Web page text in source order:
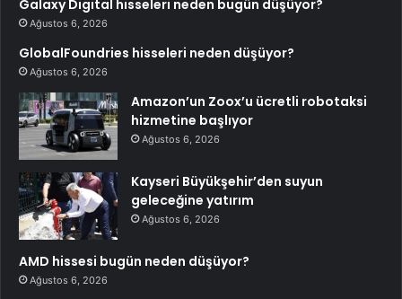
Galaxy Digital hisseleri neden bugün düşüyor?
Ağustos 6, 2026
GlobalFoundries hisseleri neden düşüyor?
Ağustos 6, 2026
Amazon’un Zoox’u ücretli robotaksi
hizmetine başlıyor
Ağustos 6, 2026
Kayseri Büyükşehir’den suyun
geleceğine yatırım
Ağustos 6, 2026
AMD hissesi bugün neden düşüyor?
Ağustos 6, 2026